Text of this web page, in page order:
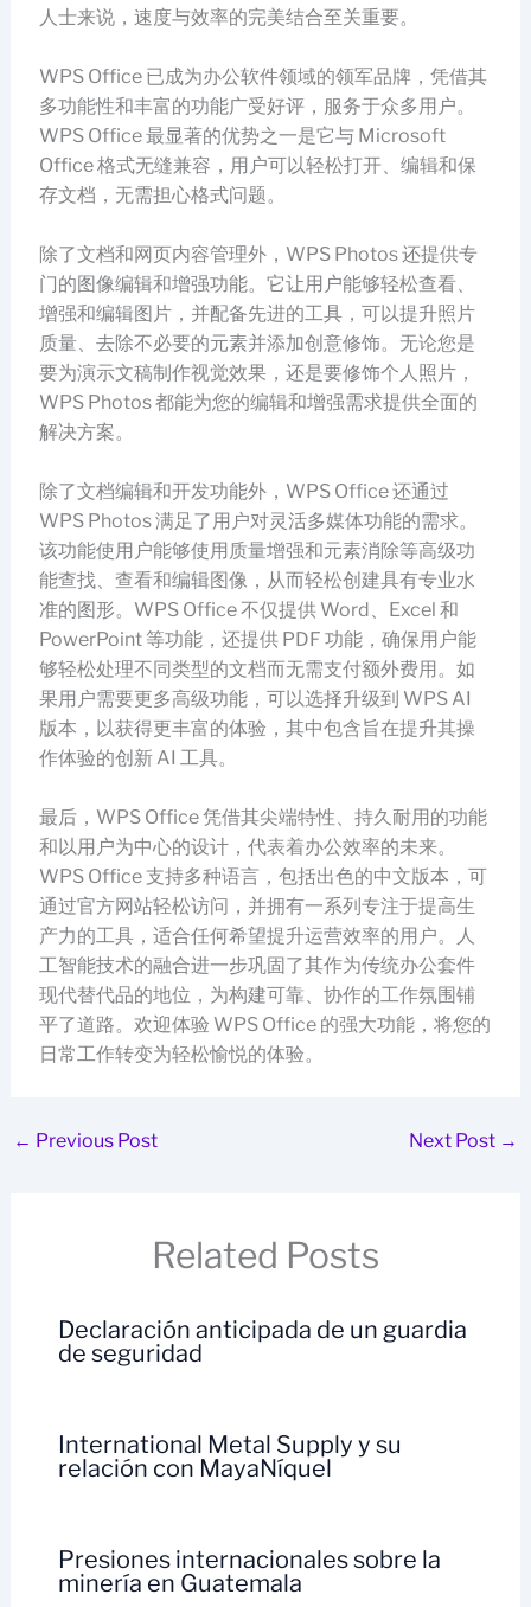
人士来说，速度与效率的完美结合至关重要。
WPS Office 已成为办公软件领域的领军品牌，凭借其
多功能性和丰富的功能广受好评，服务于众多用户。
WPS Office 最显著的优势之一是它与 Microsoft
Office 格式无缝兼容，用户可以轻松打开、编辑和保
存文档，无需担心格式问题。
除了文档和网页内容管理外，WPS Photos 还提供专
门的图像编辑和增强功能。它让用户能够轻松查看、
增强和编辑图片，并配备先进的工具，可以提升照片
质量、去除不必要的元素并添加创意修饰。无论您是
要为演示文稿制作视觉效果，还是要修饰个人照片，
WPS Photos 都能为您的编辑和增强需求提供全面的
解决方案。
除了文档编辑和开发功能外，WPS Office 还通过
WPS Photos 满足了用户对灵活多媒体功能的需求。
该功能使用户能够使用质量增强和元素消除等高级功
能查找、查看和编辑图像，从而轻松创建具有专业水
准的图形。WPS Office 不仅提供 Word、Excel 和
PowerPoint 等功能，还提供 PDF 功能，确保用户能
够轻松处理不同类型的文档而无需支付额外费用。如
果用户需要更多高级功能，可以选择升级到 WPS AI
版本，以获得更丰富的体验，其中包含旨在提升其操
作体验的创新 AI 工具。
最后，WPS Office 凭借其尖端特性、持久耐用的功能
和以用户为中心的设计，代表着办公效率的未来。
WPS Office 支持多种语言，包括出色的中文版本，可
通过官方网站轻松访问，并拥有一系列专注于提高生
产力的工具，适合任何希望提升运营效率的用户。人
工智能技术的融合进一步巩固了其作为传统办公套件
现代替代品的地位，为构建可靠、协作的工作氛围铺
平了道路。欢迎体验 WPS Office 的强大功能，将您的
日常工作转变为轻松愉悦的体验。
← Previous Post Next Post →
Related Posts
Declaración anticipada de un guardia
de seguridad
International Metal Supply y su
relación con MayaNíquel
Presiones internacionales sobre la
minería en Guatemala